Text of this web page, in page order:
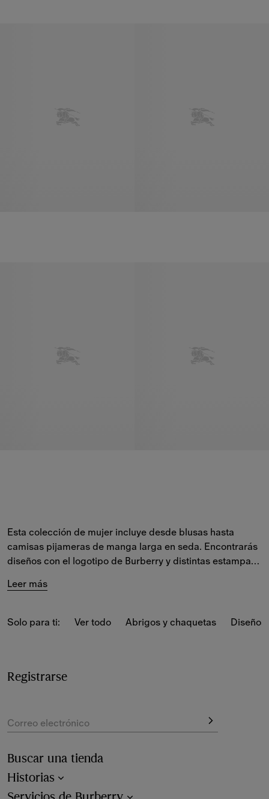
Esta colección de mujer incluye desde blusas hasta
camisas pijameras de manga larga en seda. Encontrarás
diseños con el logotipo de Burberry y distintas estampas.
Nuestras camisas, camisetas y blusas para mujer son un
prendas en algodón a cuadros Burberry Check hasta
Explora estilos en seda de corte holgado con motivos de
británicas.
Leer más
Solo para ti: Ver todo Abrigos y chaquetas
Registrarse
Correo electrónico
Buscar una tienda
Historias